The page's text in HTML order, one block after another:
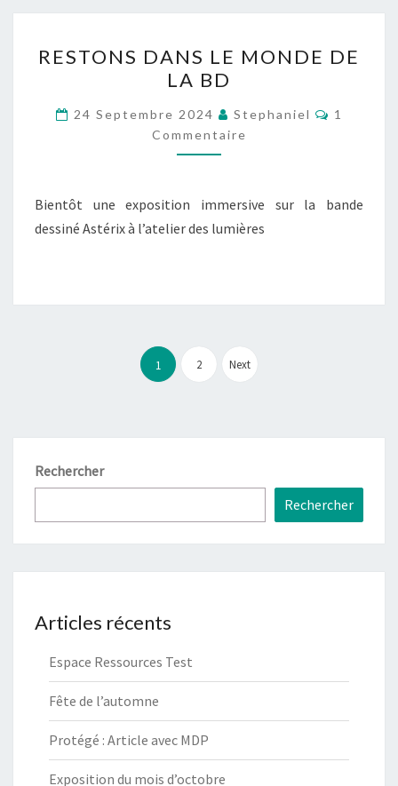
DANS
LE
MONDE
DE
LA
RESTONS DANS LE MONDE DE
LA BD
24 Septembre 2024 Stephaniel
1
Commentaire
Bientôt une exposition immersive sur la bande
dessiné Astérix à l’atelier des lumières
des
1 2 Next
Rechercher
Rechercher
Articles récents
Espace Ressources Test
Fête de l’automne
Protégé : Article avec MDP
Exposition du mois d’octobre